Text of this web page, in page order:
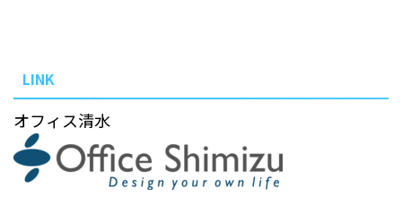
LINK
オフィス清水